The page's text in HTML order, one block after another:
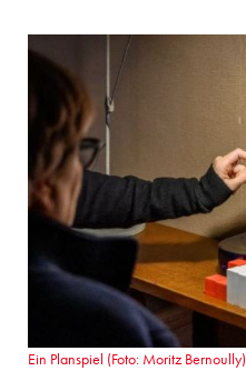
Ein Planspiel (Foto: Moritz Bernoully)